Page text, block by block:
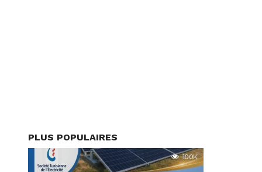
PLUS POPULAIRES
10.0K